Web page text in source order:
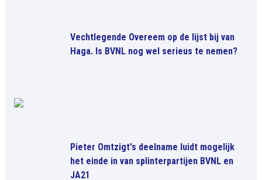
Vechtlegende Overeem op de lijst bij van
Haga. Is BVNL nog wel serieus te nemen?
Pieter Omtzigt's deelname luidt mogelijk
het einde in van splinterpartijen BVNL en
JA21